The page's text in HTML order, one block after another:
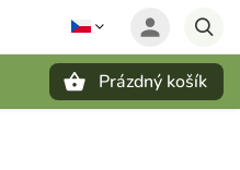
Prázdný košík